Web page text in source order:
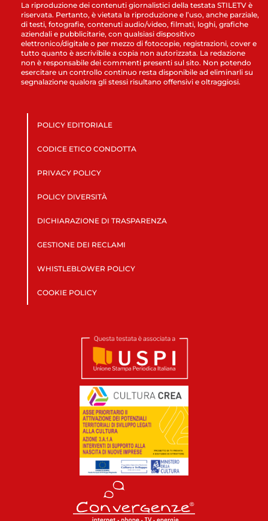
La riproduzione dei contenuti giornalistici della testata STILETV è
riservata. Pertanto, è vietata la riproduzione e l’uso, anche parziale,
di testi, fotografie, contenuti audio/video, filmati, loghi, grafiche
aziendali e pubblicitarie, con qualsiasi dispositivo
elettronico/digitale o per mezzo di fotocopie, registrazioni, cover e
tutto quanto è ascrivibile a copia non autorizzata. La redazione
non è responsabile dei commenti presenti sul sito. Non potendo
esercitare un controllo continuo resta disponibile ad eliminarli su
segnalazione qualora gli stessi risultano offensivi e oltraggiosi.
POLICY EDITORIALE
CODICE ETICO CONDOTTA
PRIVACY POLICY
POLICY DIVERSITÀ
DICHIARAZIONE DI TRASPARENZA
GESTIONE DEI RECLAMI
WHISTLEBLOWER POLICY
COOKIE POLICY